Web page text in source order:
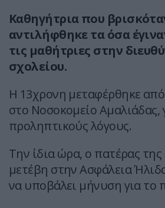
Καθηγήτρια που
αντιλήφθηκε τα όσα
τις μαθήτριες στην
σχολείου.
Η 13χρονη μεταφέρθηκε
στο Νοσοκομείο Αμαλιάδας,
προληπτικούς λόγους.
Την ίδια ώρα, ο πατέρας της
μετέβη στην Ασφάλεια
να υποβάλει μήνυση για το